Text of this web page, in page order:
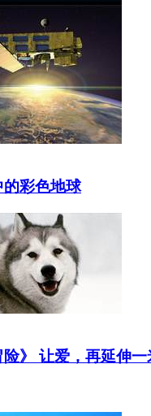
彩色地球
险》 让爱，再延伸一